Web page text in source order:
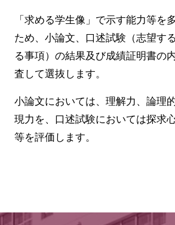
「求める学生像」で示す能力等を
ため、小論文、口述試験（志望す
る事項）の結果及び成績証明書の
査して選抜します。
小論文においては、理解力、論理
現力を、口述試験においては探求
等を評価します。